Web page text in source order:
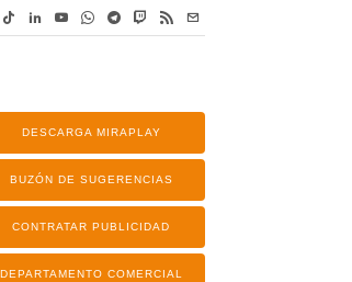
DESCARGA MIRAPLAY
BUZÓN DE SUGERENCIAS
CONTRATAR PUBLICIDAD
DEPARTAMENTO COMERCIAL